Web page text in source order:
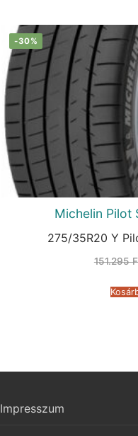
-30%
Michelin Pilot
275/35R20 Y
151.295
Impresszum